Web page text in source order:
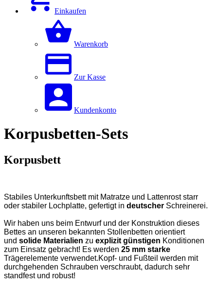
Einkaufen
Warenkorb
Zur Kasse
Kundenkonto
Korpusbetten-Sets
Korpusbett
Stabiles Unterkunftsbett mit Matratze und Lattenrost starr
oder stabiler Lochplatte, gefertigt in deutscher Schreinerei.
Wir haben uns beim Entwurf und der Konstruktion dieses
Bettes an unseren bekannten Stollenbetten orientiert
und solide Materialien zu explizit günstigen Konditionen
zum Einsatz gebracht! Es werden 25 mm starke
Trägerelemente verwendet.Kopf- und Fußteil werden mit
durchgehenden Schrauben verschraubt, dadurch sehr
standfest und robust!